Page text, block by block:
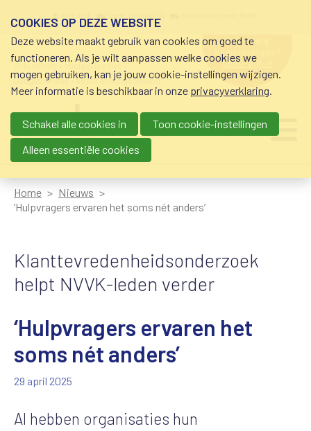
schuldhulp • sociaal krediet •
budgetbeheer • beschermingsbewind
hulp nodig
bij geldzorgen?
0800-8115.nl
Main navigation
Home
Nieuws
‘Hulpvragers ervaren het soms nét anders’
Klanttevredenheidsonderzoek
helpt NVVK-leden verder
‘Hulpvragers ervaren het
soms nét anders’
29 april 2025
Al hebben organisaties hun
COOKIES OP DEZE WEBSITE
Deze website maakt gebruik van cookies om goed te
functioneren. Als je wilt aanpassen welke cookies we
mogen gebruiken, kan je jouw cookie-instellingen wijzigen.
Meer informatie is beschikbaar in onze privacyverklaring.
Schakel alle cookies in
Toon cookie-instellingen
Alleen essentiële cookies